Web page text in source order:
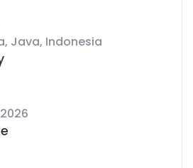
Java, Indonesia